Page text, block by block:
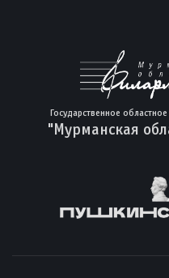
Государственное
"Мурманская